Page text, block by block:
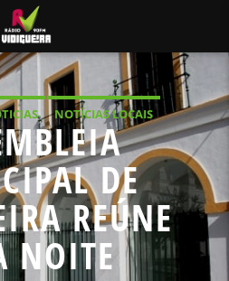
NOTÍCIAS LOCAIS
NACIONAIS
DE
REÚNE
NOITE